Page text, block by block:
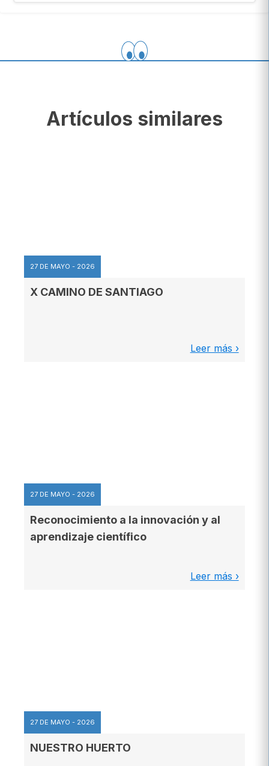
Artículos similares
27 DE MAYO - 2026
X CAMINO DE SANTIAGO
Leer más ›
27 DE MAYO - 2026
Reconocimiento a la innovación y al
aprendizaje científico
Leer más ›
27 DE MAYO - 2026
NUESTRO HUERTO